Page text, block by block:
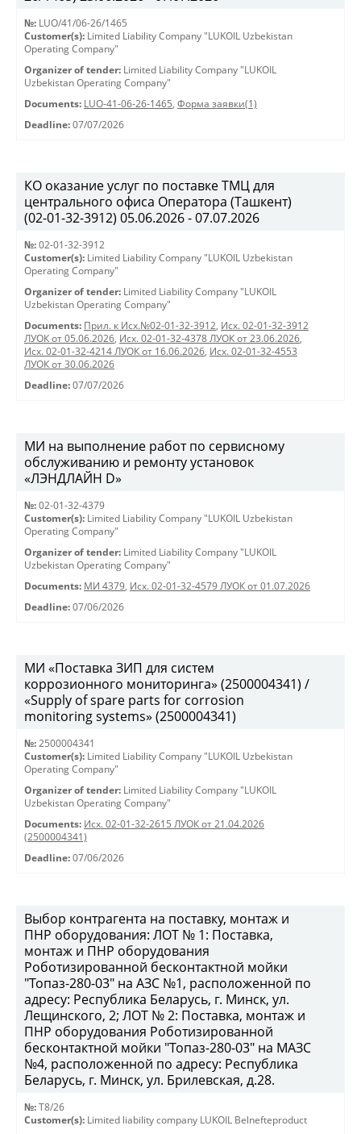
№: LUO/41/06-26/1465
Customer(s): Limited Liability Company "LUKOIL Uzbekistan
Operating Company"
Organizer of tender: Limited Liability Company "LUKOIL
Uzbekistan Operating Company"
Documents: LUO-41-06-26-1465, Форма заявки(1)
Deadline: 07/07/2026
КО оказание услуг по поставке ТМЦ для
центрального офиса Оператора (Ташкент)
(02-01-32-3912) 05.06.2026 - 07.07.2026
№: 02-01-32-3912
Customer(s): Limited Liability Company "LUKOIL Uzbekistan
Operating Company"
Organizer of tender: Limited Liability Company "LUKOIL
Uzbekistan Operating Company"
Documents: Прил. к Исх.№02-01-32-3912, Исх. 02-01-32-3912
ЛУОК от 05.06.2026, Исх. 02-01-32-4378 ЛУОК от 23.06.2026,
Исх. 02-01-32-4214 ЛУОК от 16.06.2026, Исх. 02-01-32-4553
ЛУОК от 30.06.2026
Deadline: 07/07/2026
МИ на выполнение работ по сервисному
обслуживанию и ремонту установок
«ЛЭНДЛАЙН D»
№: 02-01-32-4379
Customer(s): Limited Liability Company "LUKOIL Uzbekistan
Operating Company"
Organizer of tender: Limited Liability Company "LUKOIL
Uzbekistan Operating Company"
Documents: МИ 4379, Исх. 02-01-32-4579 ЛУОК от 01.07.2026
Deadline: 07/06/2026
МИ «Поставка ЗИП для систем
коррозионного мониторинга» (2500004341) /
«Supply of spare parts for corrosion
monitoring systems» (2500004341)
№: 2500004341
Customer(s): Limited Liability Company "LUKOIL Uzbekistan
Operating Company"
Organizer of tender: Limited Liability Company "LUKOIL
Uzbekistan Operating Company"
Documents: Исх. 02-01-32-2615 ЛУОК от 21.04.2026
(2500004341)
Deadline: 07/06/2026
Выбор контрагента на поставку, монтаж и
ПНР оборудования: ЛОТ № 1: Поставка,
монтаж и ПНР оборудования
Роботизированной бесконтактной мойки
"Топаз-280-03" на АЗС №1, расположенной по
адресу: Республика Беларусь, г. Минск, ул.
Лещинского, 2; ЛОТ № 2: Поставка, монтаж и
ПНР оборудования Роботизированной
бесконтактной мойки "Топаз-280-03" на МАЗС
№4, расположенной по адресу: Республика
Беларусь, г. Минск, ул. Брилевская, д.28.
№: T8/26
Customer(s): Limited liability company LUKOIL Belnefteproduct